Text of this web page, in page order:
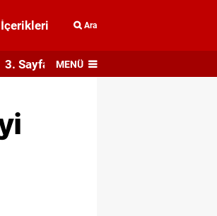
Ara
3. Sayfa MENÜ